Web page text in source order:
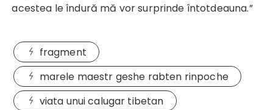
acestea le îndură mă vor surprinde întotdeauna.”
fragment
marele maestr geshe rabten rinpoche
viata unui calugar tibetan